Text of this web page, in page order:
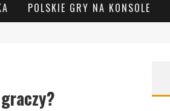
POLSKIE GRY NA KONSOLE